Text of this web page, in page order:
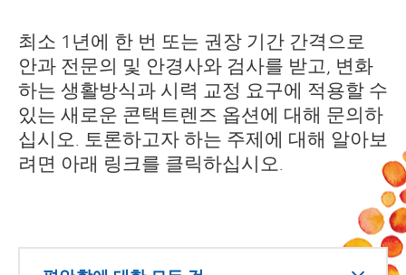
최소 1년에 한 번 또는 권장 기간 간격으로
안과 전문의 및 안경사와 검사를 받고, 변화
하는 생활방식과 시력 교정 요구에 적용할 수
있는 새로운 콘택트렌즈 옵션에 대해 문의하
십시오. 토론하고자 하는 주제에 대해 알아보
려면 아래 링크를 클릭하십시오.